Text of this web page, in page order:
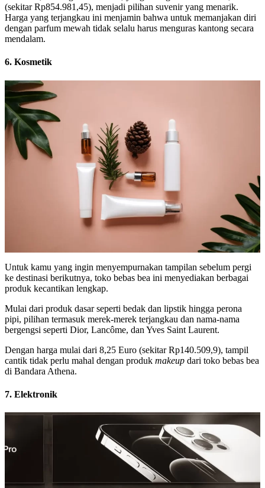
(sekitar Rp854.981,45), menjadi pilihan suvenir yang menarik.
Harga yang terjangkau ini menjamin bahwa untuk memanjakan diri
dengan parfum mewah tidak selalu harus menguras kantong secara
mendalam.
6. Kosmetik
Untuk kamu yang ingin menyempurnakan tampilan sebelum pergi
ke destinasi berikutnya, toko bebas bea ini menyediakan berbagai
produk kecantikan lengkap.
Mulai dari produk dasar seperti bedak dan lipstik hingga perona
pipi, pilihan termasuk merek-merek terjangkau dan nama-nama
bergengsi seperti Dior, Lancôme, dan Yves Saint Laurent.
Dengan harga mulai dari 8,25 Euro (sekitar Rp140.509,9), tampil
cantik tidak perlu mahal dengan produk makeup dari toko bebas bea
di Bandara Athena.
7. Elektronik